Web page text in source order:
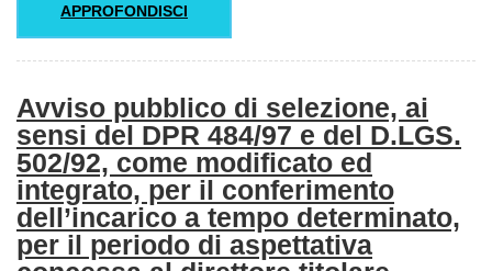
APPROFONDISCI
Avviso pubblico di selezione, ai
sensi del DPR 484/97 e del D.LGS.
502/92, come modificato ed
integrato, per il conferimento
dell’incarico a tempo determinato,
per il periodo di aspettativa